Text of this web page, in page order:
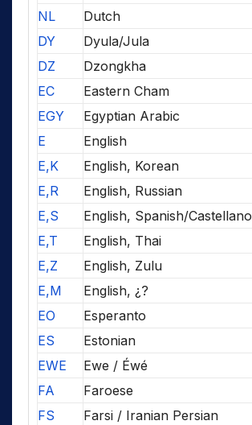
NL
Dutch
DY
Dyula/Jula
DZ
Dzongkha
EC
Eastern Cham
EGY
Egyptian Arabic
E
English
E,K
English, Korean
E,R
English, Russian
E,S
English, Spanish/Castellano
E,T
English, Thai
E,Z
English, Zulu
E,M
English, ¿?
EO
Esperanto
ES
Estonian
EWE
Ewe / Éwé
FA
Faroese
FS
Farsi / Iranian Persian